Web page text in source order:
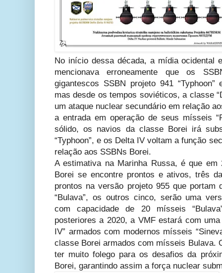
No início dessa década, a mídia ocidental
mencionava erroneamente que os
gigantescos SSBN projeto 941 “Typhoon”
mas desde os tempos soviéticos, a classe
um ataque nuclear secundário em relação
a entrada em operação de seus mísseis
sólido, os navios da classe Borei irá
“Typhoon”, e os Delta IV voltam a função
relação aos SSBNs Borei.
A estimativa na Marinha Russa, é que
Borei se encontre prontos e ativos, três
prontos na versão projeto 955 que portam
“Bulava”, os outros cinco, serão uma
com capacidade de 20 mísseis
posteriores a 2020, a VMF estará com
IV” armados com modernos mísseis
classe Borei armados com mísseis Bulava.
ter muito folego para os desafios da
Borei, garantindo assim a força nuclear